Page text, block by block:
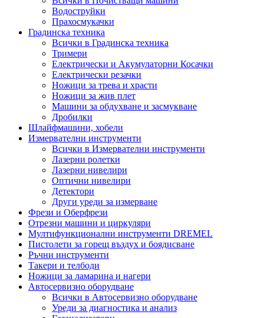
Водоструйки
Прахосмукачки
Градинска техника
Всички в Градинска техника
Тримери
Електрически и Акумулаторни Косачки
Електрически резачки
Ножици за трева и храсти
Ножици за жив плет
Машини за обдухване и засмукване
Дробилки
Шлайфмашини, хобели
Измервателни инструменти
Всички в Измервателни инструменти
Лазерни ролетки
Лазерни нивелири
Оптични нивелири
Детектори
Други уреди за измерване
Фрези и Оберфрези
Отрезни машини и циркуляри
Мултифункционални инструменти DREMEL
Пистолети за горещ въздух и боядисване
Ръчни инструменти
Такери и телбоди
Ножици за ламарина и нагери
Автосервизно оборудване
Всички в Автосервизно оборудване
Уреди за диагностика и анализ